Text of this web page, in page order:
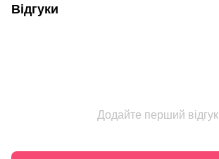
Відгуки
Додайте перший відгук